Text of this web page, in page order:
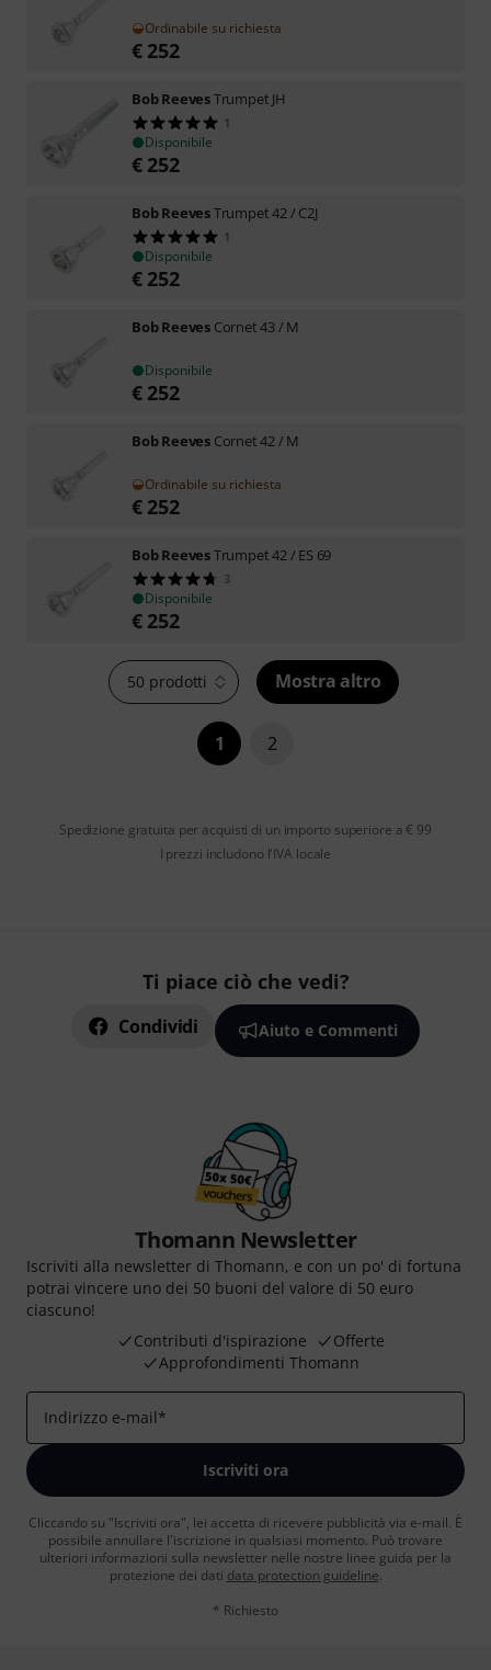
Ordinabile su richiesta
€ 252
Bob ReevesTrumpet JH
1
Disponibile
€ 252
Bob ReevesTrumpet 42 / C2J
1
Disponibile
€ 252
Bob Reeves Cornet 43 / M
Disponibile
€ 252
Bob Reeves Cornet 42 / M
Ordinabile su richiesta
€ 252
Bob ReevesTrumpet 42 / ES 69
3
Disponibile
€ 252
50 prodotti Mostra altro
1 2
Spedizione gratuita per acquisti di un importo superiore a € 99
I prezzi includono l'IVA locale
Ti piace ciò che vedi?
Condividi Aiuto e Commenti
Thomann Newsletter
Iscriviti alla newsletter di Thomann, e con un po' di fortuna
potrai vincere uno dei 50 buoni del valore di 50 euro
ciascuno!
Contributi d'ispirazione
Offerte
Approfondimenti Thomann
Indirizzo e-mail*
Iscriviti ora
Cliccando su "Iscriviti ora", lei accetta di ricevere pubblicità via e-mail. È
possibile annullare l'iscrizione in qualsiasi momento. Può trovare
ulteriori informazioni sulla newsletter nelle nostre linee guida per la
protezione dei dati data protection guideline.
* Richiesto